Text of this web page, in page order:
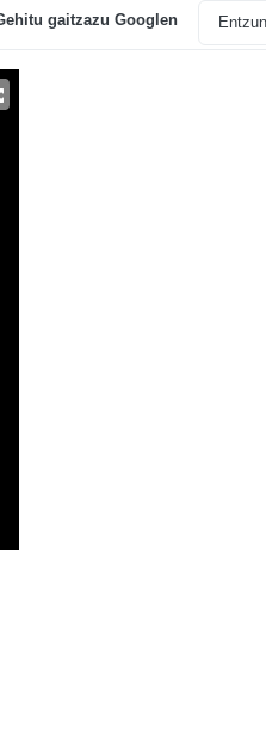
gaitzazu Googlen Entzun